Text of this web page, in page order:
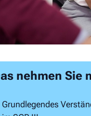
nehmen Sie
Grundlegendes